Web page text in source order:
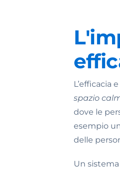
L’efficacia
spazio
dove le
esempio
delle
Un